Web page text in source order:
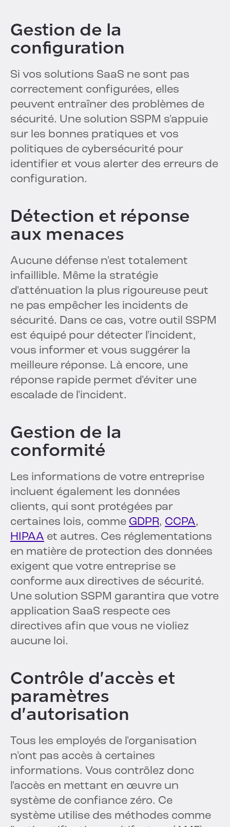
Gestion de la
configuration
Si vos solutions SaaS ne sont pas
correctement configurées, elles
peuvent entraîner des problèmes de
sécurité. Une solution SSPM s'appuie
sur les bonnes pratiques et vos
politiques de cybersécurité pour
identifier et vous alerter des erreurs de
configuration.
Détection et réponse
aux menaces
Aucune défense n'est totalement
infaillible. Même la stratégie
d'atténuation la plus rigoureuse peut
ne pas empêcher les incidents de
sécurité. Dans ce cas, votre outil SSPM
est équipé pour détecter l'incident,
vous informer et vous suggérer la
meilleure réponse. Là encore, une
réponse rapide permet d'éviter une
escalade de l'incident.
Gestion de la
conformité
Les informations de votre entreprise
incluent également les données
clients, qui sont protégées par
certaines lois, comme GDPR, CCPA,
HIPAA et autres. Ces réglementations
en matière de protection des données
exigent que votre entreprise se
conforme aux directives de sécurité.
Une solution SSPM garantira que votre
application SaaS respecte ces
directives afin que vous ne violiez
aucune loi.
Contrôle d'accès et
paramètres
d'autorisation
Tous les employés de l'organisation
n'ont pas accès à certaines
informations. Vous contrôlez donc
l'accès en mettant en œuvre un
système de confiance zéro. Ce
système utilise des méthodes comme